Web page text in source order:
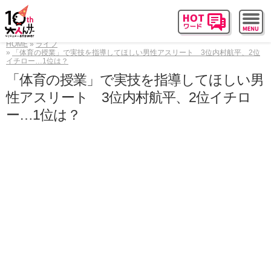
HOME
ライフ
「体育の授業」で実技を指導してほしい男性アスリート 3位内村航平、2位
イチロー…1位は？
「体育の授業」で実技を指導してほしい男
性アスリート 3位内村航平、2位イチロ
ー…1位は？